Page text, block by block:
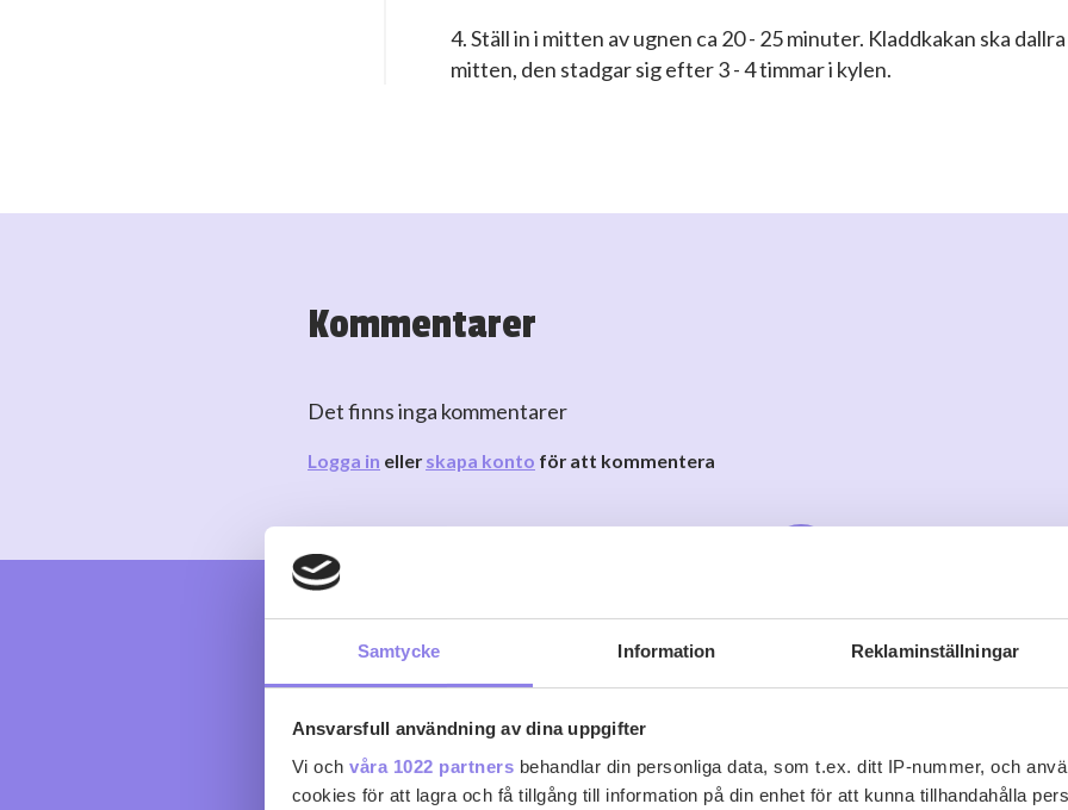
Samtycke Information Reklaminställningar
Ansvarsfull användning av dina uppgifter
Vi och våra 1022 partners behandlar din personliga data, som t.ex. ditt IP-nummer, och
cookies för att lagra och få tillgång till information på din enhet för att kunna tillhandahålla
4. Ställ in i mitten av ugnen ca 20 - 25 minuter. Kladdkakan ska
mitten, den stadgar sig efter 3 - 4 timmar i kylen.
Kommentarer
Det finns inga kommentarer
Logga in eller skapa konto för att kommentera
Viner vi tror du gillar